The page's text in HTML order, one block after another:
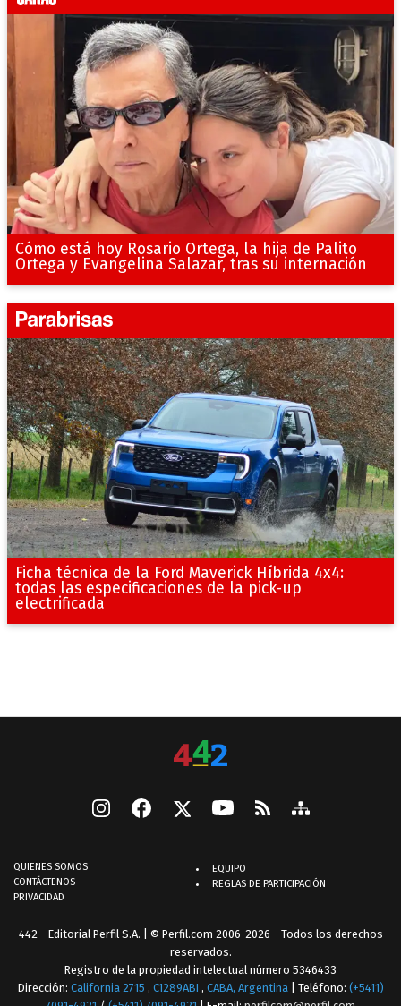
Cómo está hoy Rosario Ortega, la hija de Palito
Ortega y Evangelina Salazar, tras su internación
Ficha técnica de la Ford Maverick Híbrida 4x4:
todas las especificaciones de la pick-up
electrificada
QUIENES SOMOS
CONTÁCTENOS
PRIVACIDAD
EQUIPO
REGLAS DE PARTICIPACIÓN
442 - Editorial Perfil S.A. | © Perfil.com 2006-2026 - Todos los derechos
reservados.
Registro de la propiedad intelectual número 5346433
Dirección: California 2715 , C1289ABI , CABA, Argentina | Teléfono: (+5411)